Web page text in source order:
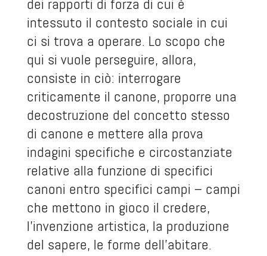
dei rapporti di forza di cui è
intessuto il contesto sociale in cui
ci si trova a operare. Lo scopo che
qui si vuole perseguire, allora,
consiste in ciò: interrogare
criticamente il canone, proporre una
decostruzione del concetto stesso
di canone e mettere alla prova
indagini specifiche e circostanziate
relative alla funzione di specifici
canoni entro specifici campi – campi
che mettono in gioco il credere,
l’invenzione artistica, la produzione
del sapere, le forme dell’abitare.